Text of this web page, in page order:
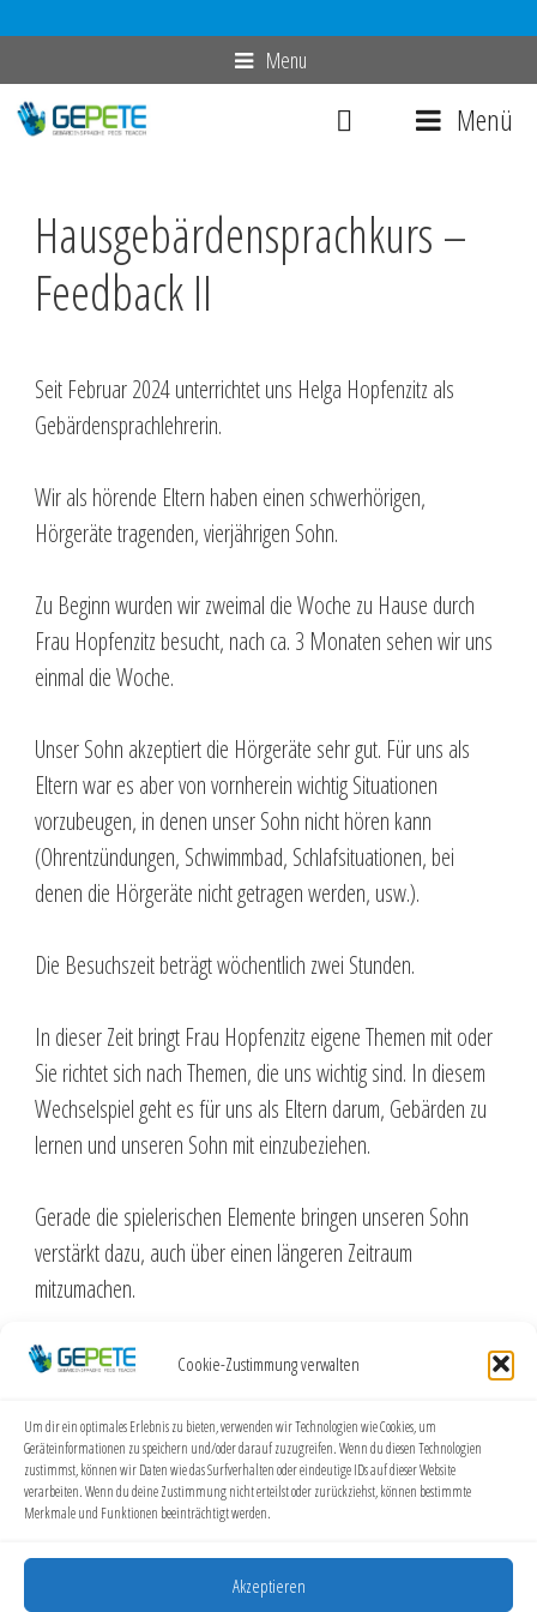
Cookie-Zustimmung verwalten
Um dir ein optimales Erlebnis zu bieten, verwenden wir Technologien wie Cookies, um
Geräteinformationen zu speichern und/oder darauf zuzugreifen. Wenn du diesen Technologien
zustimmst, können wir Daten wie das Surfverhalten oder eindeutige IDs auf dieser Website
verarbeiten. Wenn du deine Zustimmung nicht erteilst oder zurückziehst, können bestimmte
Merkmale und Funktionen beeinträchtigt werden.
Akzeptieren
Inhalt
springen
Menu
Menü
Hausgebärdensprachkurs –
Feedback II
Seit Februar 2024 unterrichtet uns Helga Hopfenzitz als
Gebärdensprachlehrerin.
Wir als hörende Eltern haben einen schwerhörigen,
Hörgeräte tragenden, vierjährigen Sohn.
Zu Beginn wurden wir zweimal die Woche zu Hause durch
Frau Hopfenzitz besucht, nach ca. 3 Monaten sehen wir uns
einmal die Woche.
Unser Sohn akzeptiert die Hörgeräte sehr gut. Für uns als
Eltern war es aber von vornherein wichtig Situationen
vorzubeugen, in denen unser Sohn nicht hören kann
(Ohrentzündungen, Schwimmbad, Schlafsituationen, bei
denen die Hörgeräte nicht getragen werden, usw.).
Die Besuchszeit beträgt wöchentlich zwei Stunden.
In dieser Zeit bringt Frau Hopfenzitz eigene Themen mit oder
Sie richtet sich nach Themen, die uns wichtig sind. In diesem
Wechselspiel geht es für uns als Eltern darum, Gebärden zu
lernen und unseren Sohn mit einzubeziehen.
Gerade die spielerischen Elemente bringen unseren Sohn
verstärkt dazu, auch über einen längeren Zeitraum
mitzumachen.
Die Besuche gestaltet Frau Hopfenzitz sehr
Grundgebärden (wie Vokabeln) orientiert Sie sich stark an
unserem Alltag. Die Gebärden lernen wir in Alltagssituation
wie beim Einkaufen, Spielen, Büchern usw. Außerdem bringt
unseren Sohn animieren, mitzumachen.